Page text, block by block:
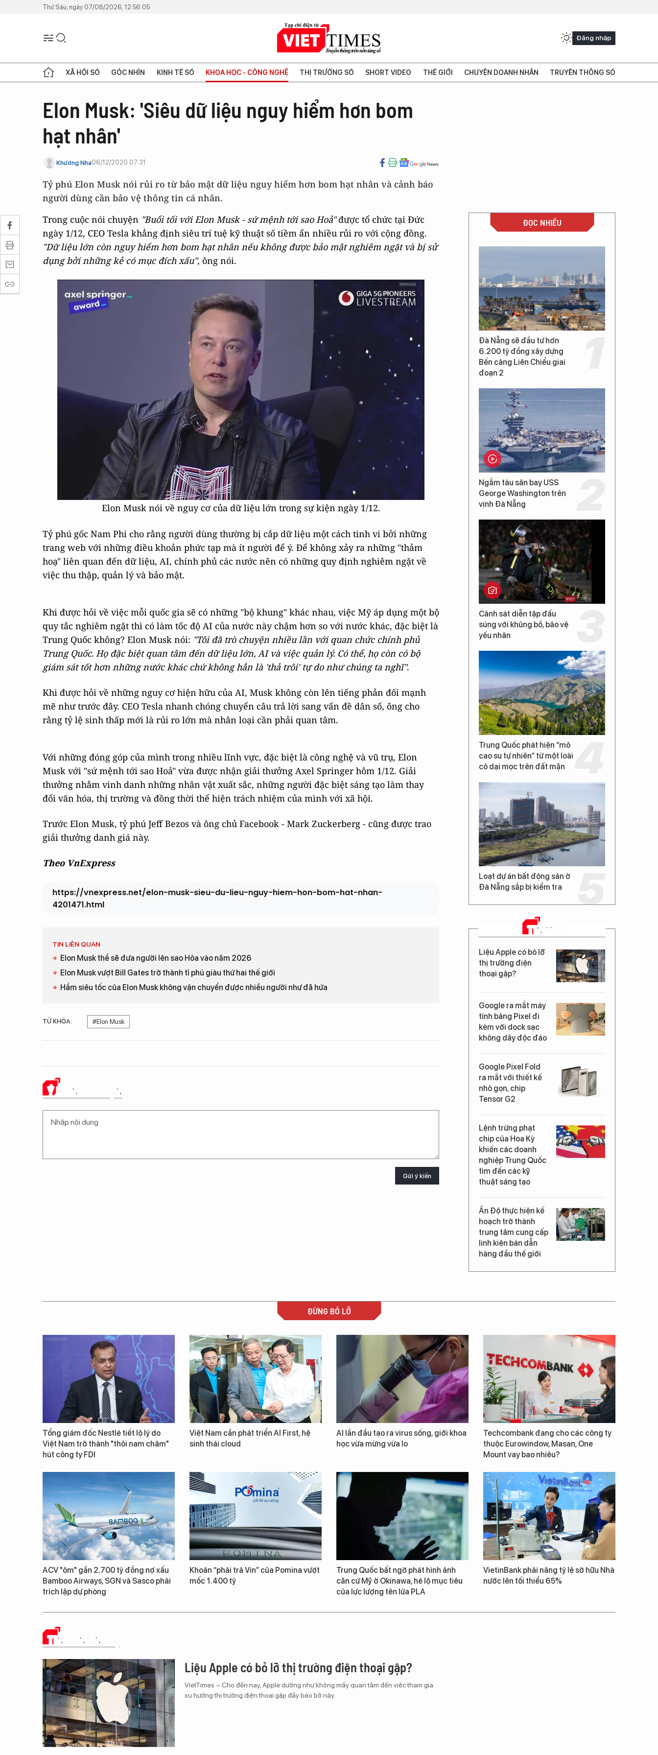
Thứ Sáu, ngày 07/08/2026, 12:56:05
Đăng nhập
XÃ HỘI SỐ GÓC NHÌN KINH TẾ SỐ KHOA HỌC - CÔNG NGHỆ THỊ TRƯỜNG SỐ SHORT VIDEO THẾ GIỚI CHUYỆN DOANH NHÂN TRUYỀN THÔNG SỐ
Elon Musk: 'Siêu dữ liệu nguy hiểm hơn bom
hạt nhân'
Khương Nha06/12/2020 07:31
Tỷ phú Elon Musk nói rủi ro từ bảo mật dữ liệu nguy hiểm hơn bom hạt nhân và cảnh báo
người dùng cần bảo vệ thông tin cá nhân.
Trong cuộc nói chuyện "Buổi tối với Elon Musk - sứ mệnh tới sao Hoả"được tổ chức tại Đức
ngày 1/12, CEO Tesla khẳng định siêu trí tuệ kỹ thuật số tiềm ẩn nhiều rủi ro với cộng đồng.
"Dữ liệu lớn còn nguy hiểm hơn bom hạt nhân nếu không được bảo mật nghiêm ngặt và bị sử
dụng bởi những kẻ có mục đích xấu", ông nói.
Elon Musk nói về nguy cơ của dữ liệu lớn trong sự kiện ngày 1/12.
Tỷ phú gốc Nam Phi cho rằng người dùng thường bị cắp dữ liệu một cách tinh vi bởi những
trang web với những điều khoản phức tạp mà ít người để ý. Để không xảy ra những "thảm
hoạ" liên quan đến dữ liệu, AI, chính phủ các nước nên có những quy định nghiêm ngặt về
việc thu thập, quản lý và bảo mật.
Khi được hỏi về việc mỗi quốc gia sẽ có những "bộ khung" khác nhau, việc Mỹ áp dụng một bộ
quy tắc nghiêm ngặt thì có làm tốc độ AI của nước này chậm hơn so với nước khác, đặc biệt là
Trung Quốc không? Elon Musk nói: "Tôi đã trò chuyện nhiều lần với quan chức chính phủ
Trung Quốc. Họ đặc biệt quan tâm đến dữ liệu lớn, AI và việc quản lý. Có thể, họ còn có bộ
giám sát tốt hơn những nước khác chứ không hẳn là 'thả trôi' tự do như chúng ta nghĩ".
Khi được hỏi về những nguy cơ hiện hữu của AI, Musk không còn lên tiếng phản đối mạnh
mẽ như trước đây. CEO Tesla nhanh chóng chuyển câu trả lời sang vấn đề dân số, ông cho
rằng tỷ lệ sinh thấp mới là rủi ro lớn mà nhân loại cần phải quan tâm.
Với những đóng góp của mình trong nhiều lĩnh vực, đặc biệt là công nghệ và vũ trụ, Elon
Musk với "sứ mệnh tới sao Hoả" vừa được nhận giải thưởng Axel Springer hôm 1/12. Giải
thưởng nhằm vinh danh những nhân vật xuất sắc, những người đặc biệt sáng tạo làm thay
đổi văn hóa, thị trường và đồng thời thể hiện trách nhiệm của mình với xã hội.
Trước Elon Musk, tỷ phú Jeff Bezos và ông chủ Facebook - Mark Zuckerberg - cũng được trao
giải thưởng danh giá này.
Theo VnExpress
https://vnexpress.net/elon-musk-sieu-du-lieu-nguy-hiem-hon-bom-hat-nhan-
4201471.html
TIN LIÊN QUAN
Elon Musk thề sẽ đưa người lên sao Hỏa vào năm 2026
Elon Musk vượt Bill Gates trở thành tỉ phú giàu thứ hai thế giới
Hầm siêu tốc của Elon Musk không vận chuyển được nhiều người như đã hứa
TỪ KHÓA: #Elon Musk
Ý KIẾN CỦA BẠN
Gửi ý kiến
ĐỌC NHIỀU
Đà Nẵng sẽ đầu tư hơn
6.200 tỷ đồng xây dựng
Bến cảng Liên Chiểu giai
đoạn 2
Ngắm tàu sân bay USS
George Washington trên
vịnh Đà Nẵng
Cảnh sát diễn tập đấu
súng với khủng bố, bảo vệ
yếu nhân
Trung Quốc phát hiện “mỏ
cao su tự nhiên” từ một loài
cỏ dại mọc trên đất mặn
Loạt dự án bất động sản ở
Đà Nẵng sắp bị kiểm tra
TIN MỚI
Liệu Apple có bỏ lỡ
thị trường điện
thoại gập?
Google ra mắt máy
tính bảng Pixel đi
kèm với dock sạc
không dây độc đáo
Google Pixel Fold
ra mắt với thiết kế
nhỏ gọn, chip
Tensor G2
Lệnh trừng phạt
chip của Hoa Kỳ
khiến các doanh
nghiệp Trung Quốc
tìm đến các kỹ
thuật sáng tạo
Ấn Độ thực hiện kế
hoạch trở thành
trung tâm cung cấp
linh kiện bán dẫn
hàng đầu thế giới
ĐỪNG BỎ LỠ
Tổng giám đốc Nestlé tiết lộ lý do
Việt Nam trở thành "thỏi nam châm"
hút công ty FDI
Việt Nam cần phát triển AI First, hệ
sinh thái cloud
AI lần đầu tạo ra virus sống, giới khoa
học vừa mừng vừa lo
Techcombank đang cho các công ty
thuộc Eurowindow, Masan, One
Mount vay bao nhiêu?
ACV "ôm" gần 2.700 tỷ đồng nợ xấu
Bamboo Airways, SGN và Sasco phải
trích lập dự phòng
Khoản “phải trả Vin” của Pomina vượt
mốc 1.400 tỷ
Trung Quốc bất ngờ phát hình ảnh
căn cứ Mỹ ở Okinawa, hé lộ mục tiêu
của lực lượng tên lửa PLA
VietinBank phải nâng tỷ lệ sở hữu Nhà
nước lên tối thiểu 65%
TIN CÔNG NGHỆ
Liệu Apple có bỏ lỡ thị trường điện thoại gập?
VietTimes – Cho đến nay, Apple dường như không mấy quan tâm đến việc tham gia
xu hướng thị trường điện thoại gập đầy béo bở này.